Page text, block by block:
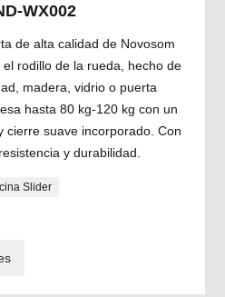
WX002
de alta calidad de Novosom
rodillo de la rueda, hecho de
madera, vidrio o puerta
hasta 80 kg-120 kg con un
cierre suave incorporado. Con
y durabilidad.
Slider